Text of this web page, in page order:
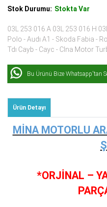
Stok Durumu: Stokta Var
03L 253 016 A 03L 253 016 H
Polo - Audı A1 - Skoda Fabia -
Tdı Cayb - Cayc - Clna Motor
Bu Ürünü Bize Whatsapp'tan
Ürün Detayı
MİNA MOTORLU
*ORJİNAL –